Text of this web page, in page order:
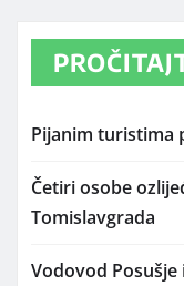
Pijanim turistima
Četiri osobe
Tomislavgrada
Vodovod